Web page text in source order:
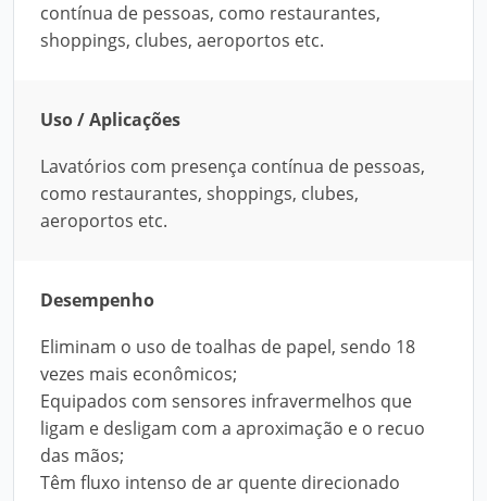
contínua de pessoas, como restaurantes,
shoppings, clubes, aeroportos etc.
Uso / Aplicações
Lavatórios com presença contínua de pessoas,
como restaurantes, shoppings, clubes,
aeroportos etc.
Desempenho
Eliminam o uso de toalhas de papel, sendo 18
vezes mais econômicos;
Equipados com sensores infravermelhos que
ligam e desligam com a aproximação e o recuo
das mãos;
Têm fluxo intenso de ar quente direcionado